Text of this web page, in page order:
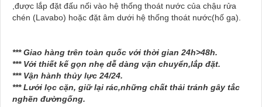
,được lắp đặt đấu nối vào hệ thống thoát nước của chậu rửa
chén (Lavabo) hoặc đặt âm dưới hệ thống thoát nước(hố ga).
*** Giao hàng trên toàn quốc với thời gian 24h>48h.
*** Với thiết kế gọn nhẹ dễ dàng vận chuyển,lắp đặt.
*** Vận hành thủy lực 24/24.
*** Lưới lọc cặn, giữ lại rác,những chất thải tránh gây tắc
nghẽn đườngống.